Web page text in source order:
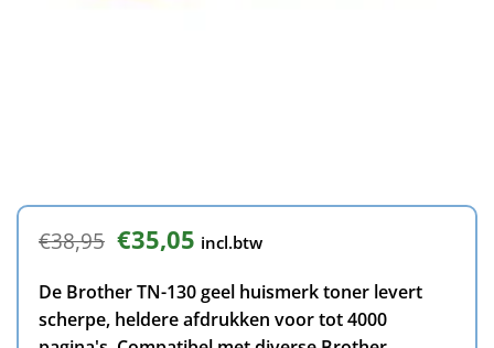
€38,95 Oorspronkelijke
prijs
was:
€38,95.
€35,05Huidige
prijs
is:
€35,05.
incl.btw
De Brother TN-130 geel huismerk toner levert
scherpe, heldere afdrukken voor tot 4000